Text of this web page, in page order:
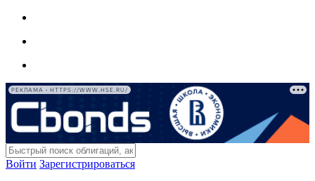
РЕКЛАМА • HTTPS://WWW.HSE.RU/
Войти Зарегистрироваться